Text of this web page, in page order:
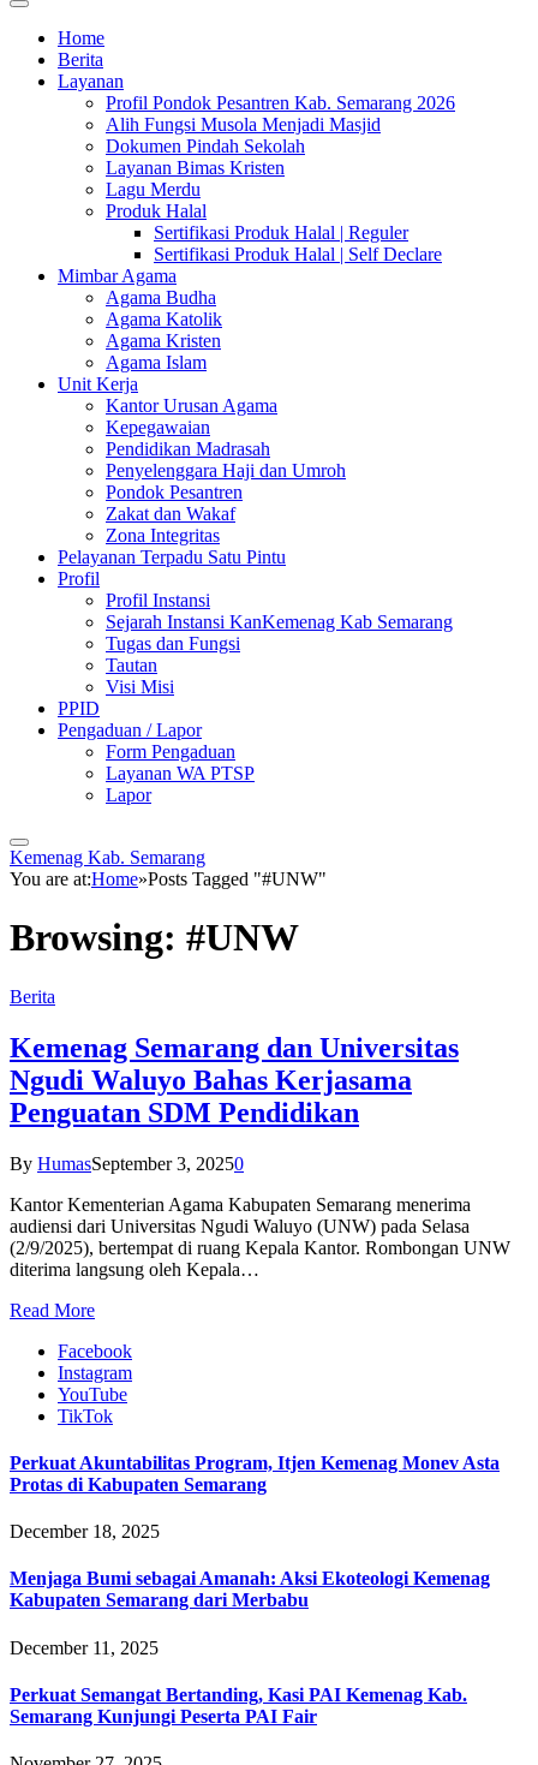
Home
Berita
Layanan
Profil Pondok Pesantren Kab. Semarang 2026
Alih Fungsi Musola Menjadi Masjid
Dokumen Pindah Sekolah
Layanan Bimas Kristen
Lagu Merdu
Produk Halal
Sertifikasi Produk Halal | Reguler
Sertifikasi Produk Halal | Self Declare
Mimbar Agama
Agama Budha
Agama Katolik
Agama Kristen
Agama Islam
Unit Kerja
Kantor Urusan Agama
Kepegawaian
Pendidikan Madrasah
Penyelenggara Haji dan Umroh
Pondok Pesantren
Zakat dan Wakaf
Zona Integritas
Pelayanan Terpadu Satu Pintu
Profil
Profil Instansi
Sejarah Instansi KanKemenag Kab Semarang
Tugas dan Fungsi
Tautan
Visi Misi
PPID
Pengaduan / Lapor
Form Pengaduan
Layanan WA PTSP
Lapor
Kemenag Kab. Semarang
You are at:Home»Posts Tagged "#UNW"
Browsing: #UNW
Berita
Kemenag Semarang dan Universitas
Ngudi Waluyo Bahas Kerjasama
Penguatan SDM Pendidikan
By HumasSeptember 3, 20250
Kantor Kementerian Agama Kabupaten Semarang menerima
audiensi dari Universitas Ngudi Waluyo (UNW) pada Selasa
(2/9/2025), bertempat di ruang Kepala Kantor. Rombongan UNW
diterima langsung oleh Kepala…
Read More
Facebook
Instagram
YouTube
TikTok
Perkuat Akuntabilitas Program, Itjen Kemenag Monev Asta
Protas di Kabupaten Semarang
December 18, 2025
Menjaga Bumi sebagai Amanah: Aksi Ekoteologi Kemenag
Kabupaten Semarang dari Merbabu
December 11, 2025
Perkuat Semangat Bertanding, Kasi PAI Kemenag Kab.
Semarang Kunjungi Peserta PAI Fair